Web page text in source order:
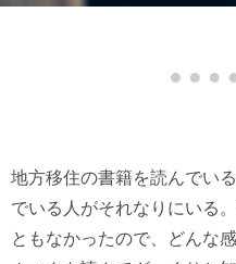
地方移住の書籍を読んでい
でいる人がそれなりにいる
ともなかったので、どんな